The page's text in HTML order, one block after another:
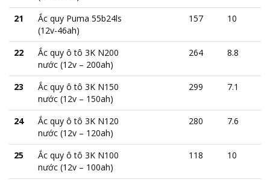
21
Ắc quy Puma 55b24ls
(12v-46ah)
157 10
22
Ắc quy ô tô 3K N200
nước (12v – 200ah)
264 8.8
23
Ắc quy ô tô 3K N150
nước (12v – 150ah)
299 7.1
24
Ắc quy ô tô 3K N120
nước (12v – 120ah)
280 7.6
25
Ắc quy ô tô 3K N100
nước (12v – 100ah)
118 10